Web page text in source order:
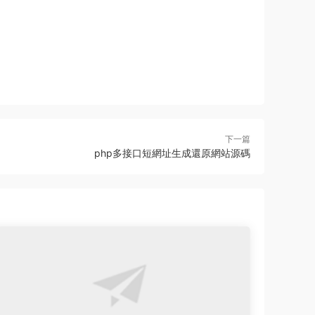
下一篇
php多接口短網址生成還原網站源碼